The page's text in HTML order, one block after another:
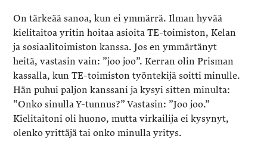
On tärkeää sanoa, kun ei ymmärrä. Ilman hyvää
kielitaitoa yritin hoitaa asioita TE-toimiston, Kelan
ja sosiaalitoimiston kanssa. Jos en ymmärtänyt
heitä, vastasin vain: ”joo joo”. Kerran olin Prisman
kassalla, kun TE-toimiston työntekijä soitti minulle.
Hän puhui paljon kanssani ja kysyi sitten minulta:
”Onko sinulla Y-tunnus?” Vastasin: ”Joo joo.”
Kielitaitoni oli huono, mutta virkailija ei kysynyt,
olenko yrittäjä tai onko minulla yritys.